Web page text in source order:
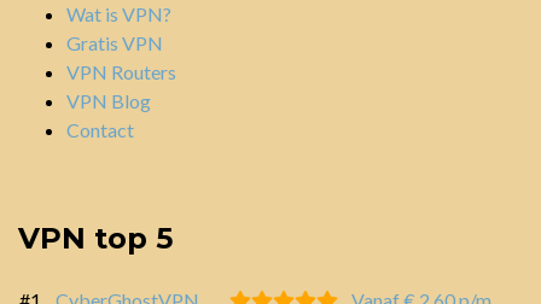
Wat is VPN?
Gratis VPN
VPN Routers
VPN Blog
Contact
VPN top 5
#1 CyberGhostVPN
Vanaf € 2,60 p/m